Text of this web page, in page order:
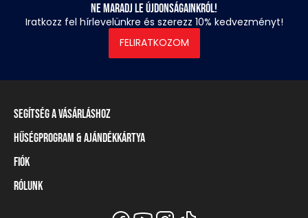
Ne maradj le újdonságainkról!
Iratkozz fel hírlevelünkre és szerezz 10% kedvezményt!
FELIRATKOZOM
Segítség a vásárláshoz
Szállítási információ
Fizetési módok
Mérettáblázat
Üzleteink és viszonteladók
Hűségprogram & Ajándékkártya
Törzsvásárlói program
Ajándékkártya
Fiók
Belépés / Regisztráció
Rólunk
A Heavy Tools márka